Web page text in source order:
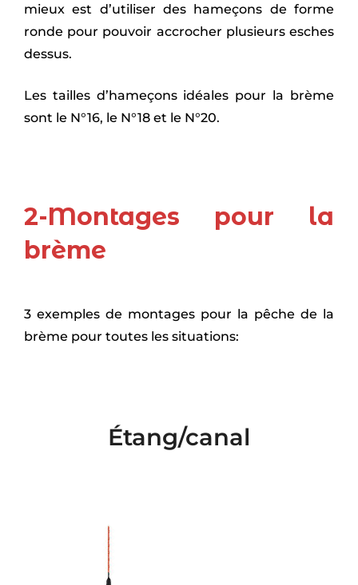
mieux est d’utiliser des hameçons de forme
ronde pour pouvoir accrocher plusieurs esches
dessus.
Les tailles d’hameçons idéales pour la brème
sont le N°16, le N°18 et le N°20.
2-Montages pour la
brème
3 exemples de montages pour la pêche de la
brème pour toutes les situations:
Étang/canal